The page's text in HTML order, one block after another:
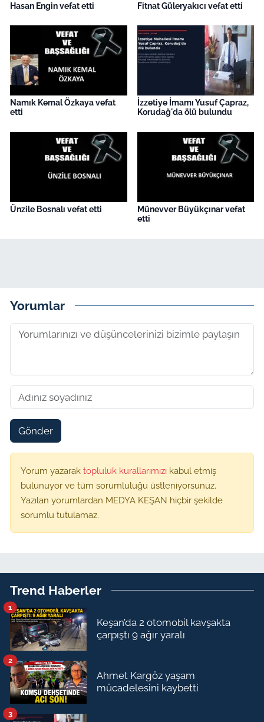
Hasan Engin vefat etti Fitnat Güleryakıcı vefat etti
Namık Kemal Özkaya vefat
etti
İzzetiye İmamı Yusuf Çapraz,
Korudağ'da ölü bulundu
Ünzile Bosnalı vefat etti
Münevver Büyükçınar vefat
etti
Yorumlar
Gönder
Yorum yazarak topluluk kurallarımızı kabul etmiş
bulunuyor ve tüm sorumluluğu üstleniyorsunuz.
Yazılan yorumlardan MEDYA KEŞAN hiçbir şekilde
sorumlu tutulamaz.
Trend Haberler
Keşan’da 2 otomobil kavşakta
çarpıştı 9 ağır yaralı
1
Ahmet Kargöz yaşam
mücadelesini kaybetti
2
3
Finans
Genel-A
Gündem-Eğitim